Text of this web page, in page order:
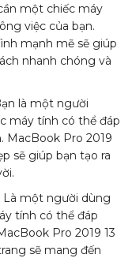
một chiếc máy
việc của bạn.
mạnh mẽ sẽ giúp
nhanh chóng và
là một người
máy tính có thể đáp
MacBook Pro 2019
sẽ giúp bạn tạo ra
Là một người dùng
tính có thể đáp
Pro 2019 13
sẽ mang đến